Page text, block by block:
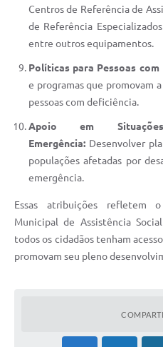
Centros de Referência de
de Referência
entre outros equipamentos.
Políticas para Pessoas com
e programas que promovam
pessoas com deficiência.
Apoio em
Emergência: Desenvolver
populações afetadas por
emergência.
Essas atribuições refletem
Municipal de Assistência
todos os cidadãos tenham
promovam seu pleno